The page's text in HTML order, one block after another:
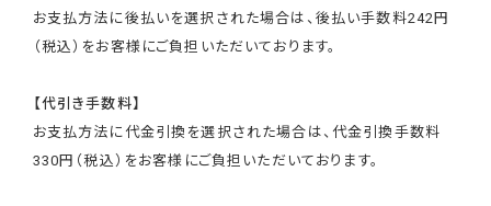
お支払方法に後払いを選択された場合は、後払い手数料242円
（税込）をお客様にご負担いただいております。
【代引き手数料】
お支払方法に代金引換を選択された場合は、代金引換手数料
330円（税込）をお客様にご負担いただいております。